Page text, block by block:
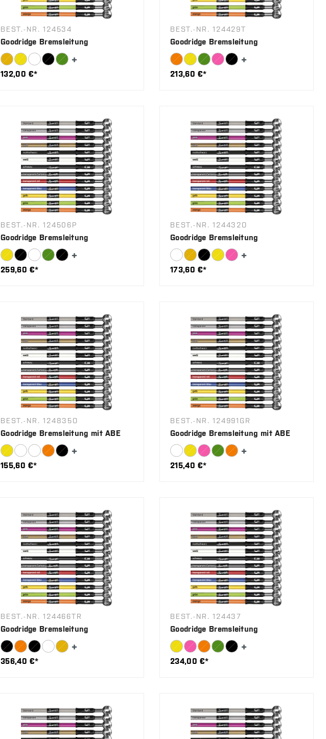
BEST.-NR. 124534
Goodridge Bremsleitung
132,00 €*
BEST.-NR. 124429T
Goodridge Bremsleitung
213,60 €*
BEST.-NR. 124506P
Goodridge Bremsleitung
259,60 €*
BEST.-NR. 124432O
Goodridge Bremsleitung
173,60 €*
BEST.-NR. 124835O
Goodridge Bremsleitung mit ABE
155,60 €*
BEST.-NR. 124991GR
Goodridge Bremsleitung mit ABE
215,40 €*
BEST.-NR. 124466TR
Goodridge Bremsleitung
356,40 €*
BEST.-NR. 124437
Goodridge Bremsleitung
234,00 €*